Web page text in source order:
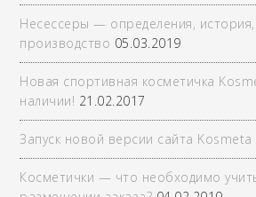
Несессеры — определения,
производство 05.03.2019
Новая спортивная косметичка
наличии! 21.02.2017
Запуск новой версии сайта Kosmeta
Косметички — что необходимо